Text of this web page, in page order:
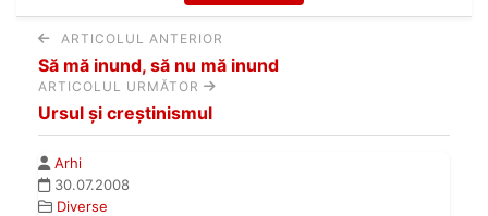
ARTICOLUL ANTERIOR
Să mă inund, să nu mă inund
ARTICOLUL URMĂTOR
Ursul şi creştinismul
Arhi
30.07.2008
Diverse